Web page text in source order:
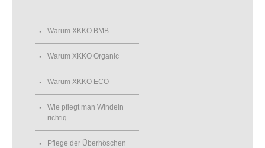
Warum XKKO BMB
Warum XKKO Organic
Warum XKKO ECO
Wie pflegt man Windeln
richtiq
Pflege der Überhöschen